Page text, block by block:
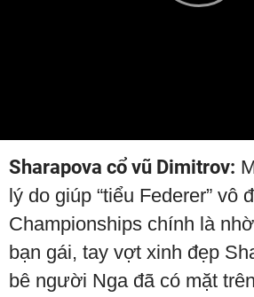
Sharapova cổ vũ Dimitrov:
lý do giúp “tiểu Federer” vô
Championships chính là
bạn gái, tay vợt xinh đẹp
bê người Nga đã có mặt